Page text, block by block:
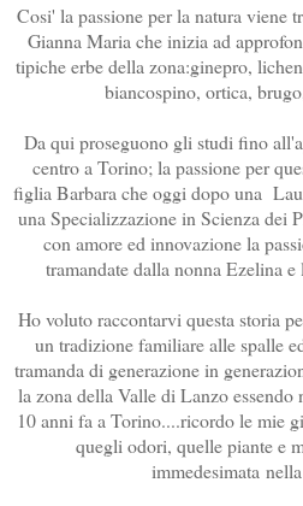
Cosi' la passione per la natura viene
Gianna Maria che inizia ad
tipiche erbe della zona:ginepro,
biancospino, ortica,
Da qui proseguono gli studi fino
centro a Torino; la passione per
figlia Barbara che oggi dopo una
una Specializzazione in Scienza dei
con amore ed innovazione la
tramandate dalla nonna Ezelina
Ho voluto raccontarvi questa storia
un tradizione familiare alle spalle
tramanda di generazione in
la zona della Valle di Lanzo essendo
10 anni fa a Torino....ricordo le mie
quegli odori, quelle piante e
immedesimata